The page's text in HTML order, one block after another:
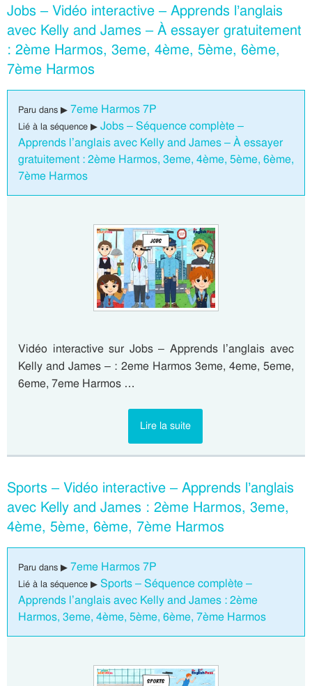
Jobs – Vidéo interactive – Apprends l’anglais
avec Kelly and James – À essayer gratuitement
: 2ème Harmos, 3eme, 4ème, 5ème, 6ème,
7ème Harmos
Paru dans ▶ 7eme Harmos 7P
Lié à la séquence ▶ Jobs – Séquence complète –
Apprends l’anglais avec Kelly and James – À essayer
gratuitement : 2ème Harmos, 3eme, 4ème, 5ème, 6ème,
7ème Harmos
Vidéo interactive sur Jobs – Apprends l’anglais avec
Kelly and James – : 2eme Harmos 3eme, 4eme, 5eme,
6eme, 7eme Harmos …
Lire la suite
Sports – Vidéo interactive – Apprends l’anglais
avec Kelly and James : 2ème Harmos, 3eme,
4ème, 5ème, 6ème, 7ème Harmos
Paru dans ▶ 7eme Harmos 7P
Lié à la séquence ▶ Sports – Séquence complète –
Apprends l’anglais avec Kelly and James : 2ème
Harmos, 3eme, 4ème, 5ème, 6ème, 7ème Harmos